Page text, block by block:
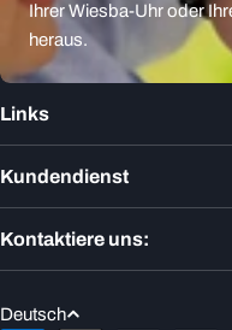
Ihrer Wiesba-Uhr oder
heraus.
Links
Kundendienst
Kontaktiere uns:
S
Deutsch